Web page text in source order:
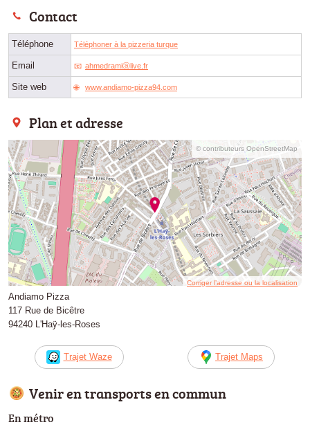
Contact
Téléphone Téléphoner à la pizzeria turque
Email ahmedramiⓐlive.fr
Site web www.andiamo-pizza94.com
Plan et adresse
© contributeurs OpenStreetMap
Corriger l’adresse ou la localisation
Andiamo Pizza
117 Rue de Bicêtre
94240 L'Haÿ-les-Roses
Trajet Waze Trajet Maps
Venir en transports en commun
En métro